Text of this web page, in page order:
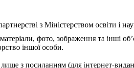
з Міністерством освіти і
фото, зображення та інші
іншої особи.
з посиланням (для інтернет-